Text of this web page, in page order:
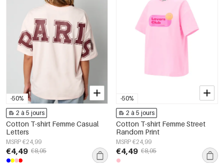
-50%
2 à 5 jours
Cotton T-shirt Femme Casual
Letters
MSRP €24,99
€4,49 €8,95
-50%
2 à 5 jours
Cotton T-shirt Femme Street
Random Print
MSRP €24,99
€4,49 €8,95